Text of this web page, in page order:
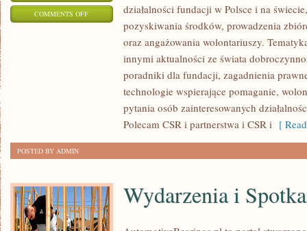
COMMENTS OFFON
PUBLICZNE
działalności fundacji w Polsce i na
pozyskiwania środków, prowadzenia
oraz angażowania wolontariuszy.
innymi aktualności ze świata
poradniki dla fundacji, zagadnienia
technologie wspierające pomaganie,
pytania osób zainteresowanych
Polecam CSR i partnerstwa i CSR i [
POSTED BY ADMIN
Wydarzenia i